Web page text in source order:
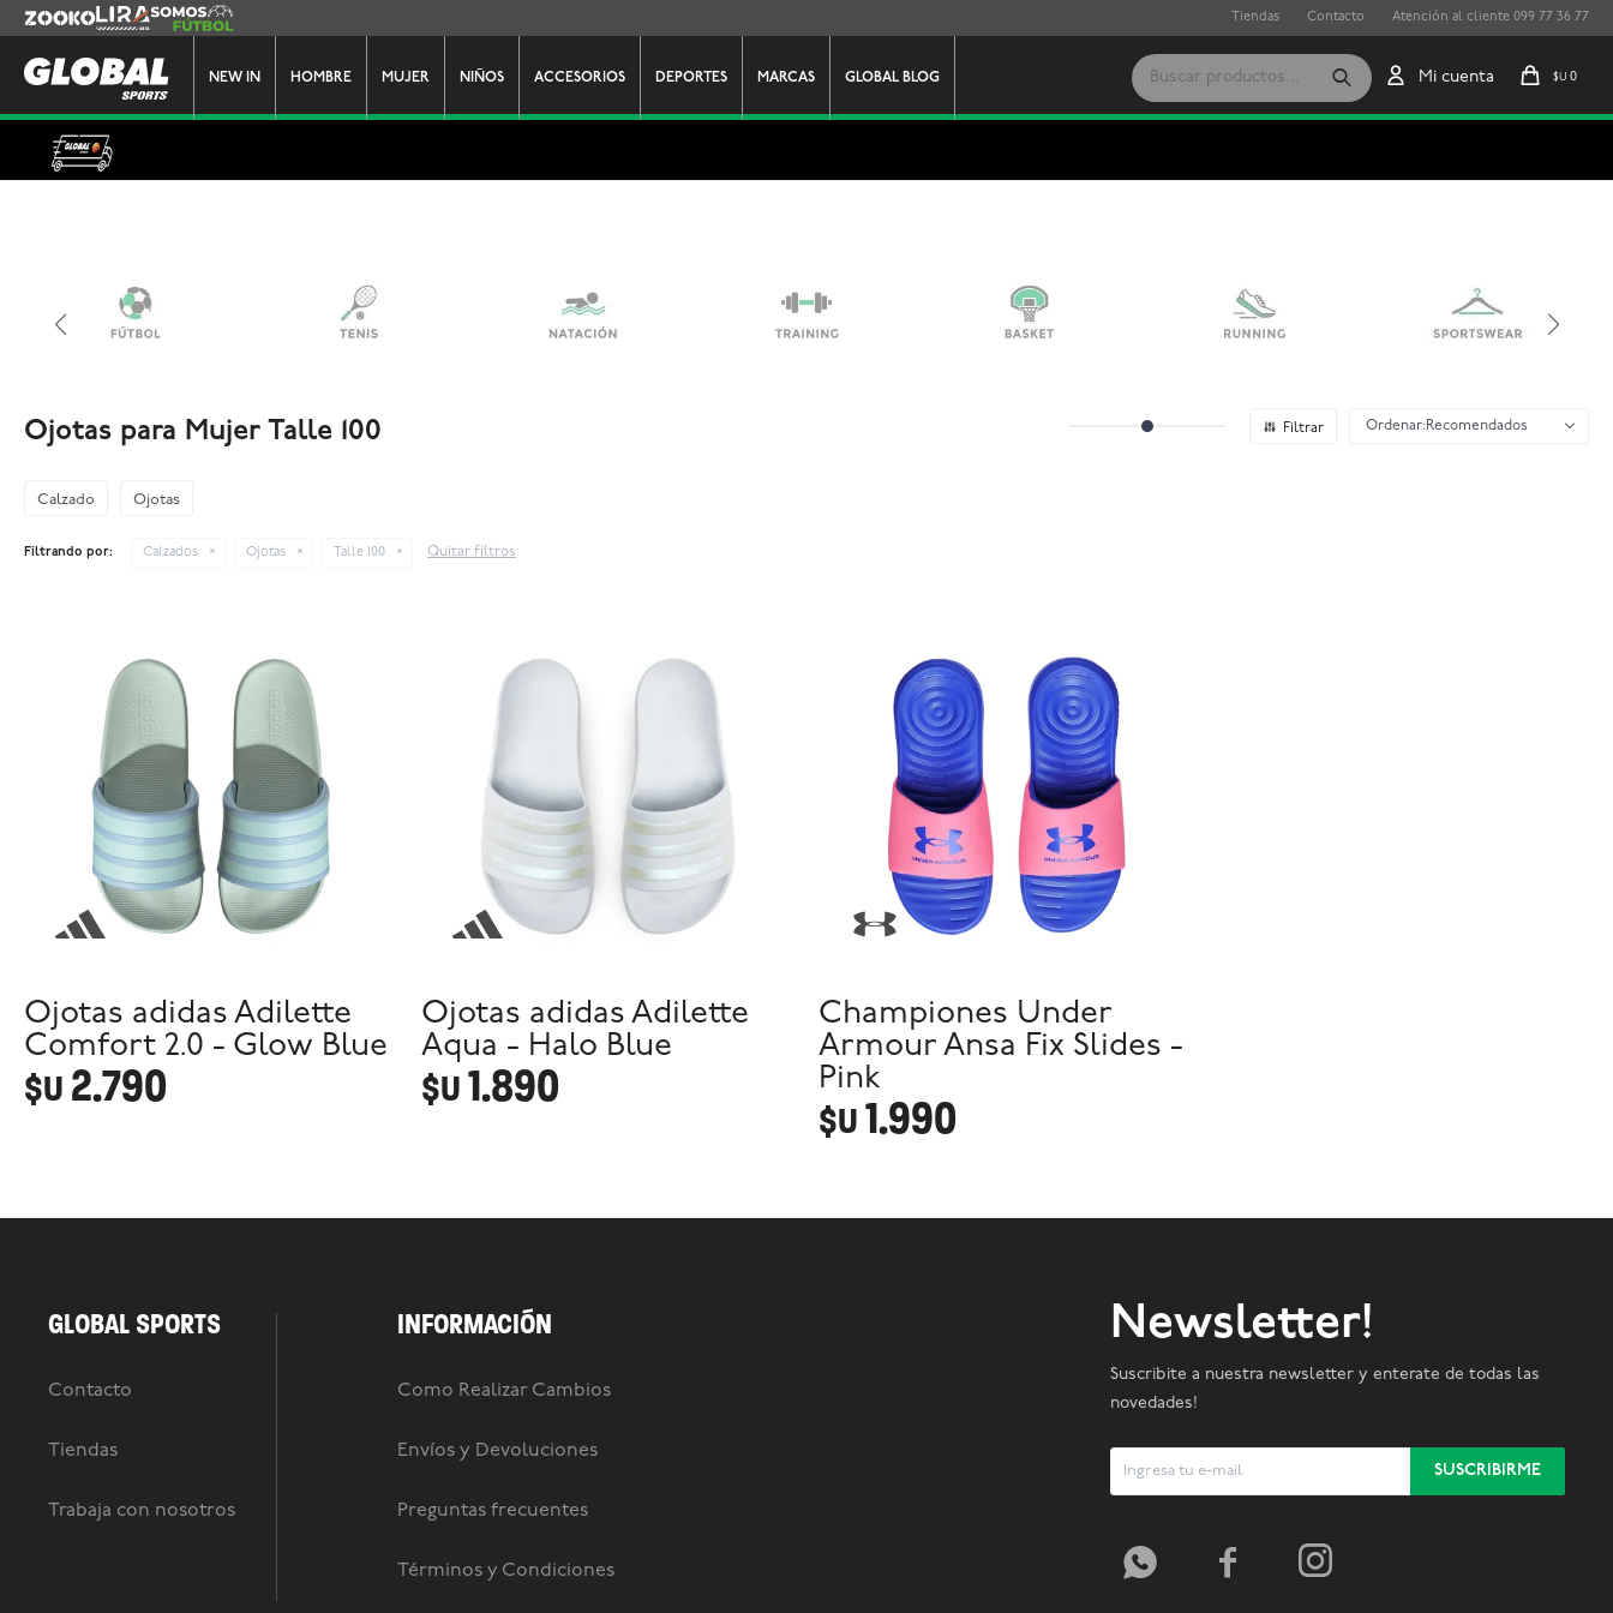
NEW IN HOMBRE MUJER NIÑOS ACCESORIOS DEPORTES MARCAS GLOBAL BLOG $U 0
Zooko Lira Somos Futbol Tiendas Contacto Atención al cliente 099 77 36 77
Ojotas para Mujer Talle 100 Recomendados
Calzado Ojotas
Filtrando por: Calzados Ojotas Talle 100 Quitar filtros
Ojotas adidas Adilette
Comfort 2.0 - Glow Blue
$U 2.790
Ojotas adidas Adilette
Aqua - Halo Blue
$U1.890
Championes Under
Armour Ansa Fix Slides -
Pink
$U1.990
GLOBAL SPORTS
Contacto
Tiendas
Trabaja con nosotros
INFORMACIÓN
Como Realizar Cambios
Envíos y Devoluciones
Preguntas frecuentes
Términos y Condiciones
Newsletter!
Suscribite a nuestra newsletter y enterate de todas las
novedades!
SUSCRIBIRME
  